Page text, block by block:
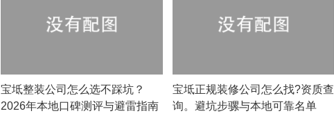
宝坻整装公司怎么选不踩坑？
2026年本地口碑测评与避雷指南
宝坻正规装修公司怎么找?资质查
询。避坑步骡与本地可靠名单